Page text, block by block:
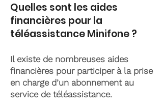
Quelles sont les aides
financières pour la
téléassistance Minifone ?
Il existe de nombreuses aides
financières pour participer à la prise
en charge d’un abonnement au
service de téléassistance.